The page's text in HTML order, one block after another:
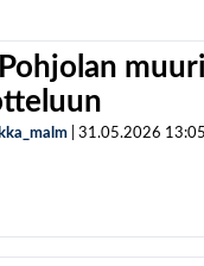
31.05.2026 13:05